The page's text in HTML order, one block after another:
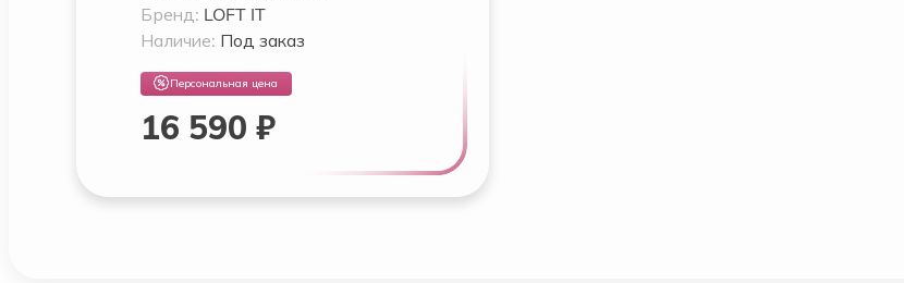
Бренд: LOFT IT
Наличие: Под заказ
Персональная цена
16 590 ₽